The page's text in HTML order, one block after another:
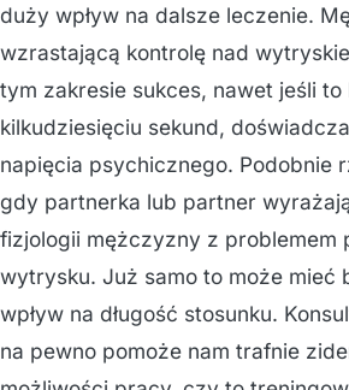
duży wpływ na dalsze leczenie.
wzrastającą kontrolę nad
tym zakresie sukces, nawet jeśli
kilkudziesięciu sekund,
napięcia psychicznego. Podobnie
gdy partnerka lub partner
fizjologii mężczyzny z problemem
wytrysku. Już samo to może mieć
wpływ na długość stosunku.
na pewno pomoże nam trafnie